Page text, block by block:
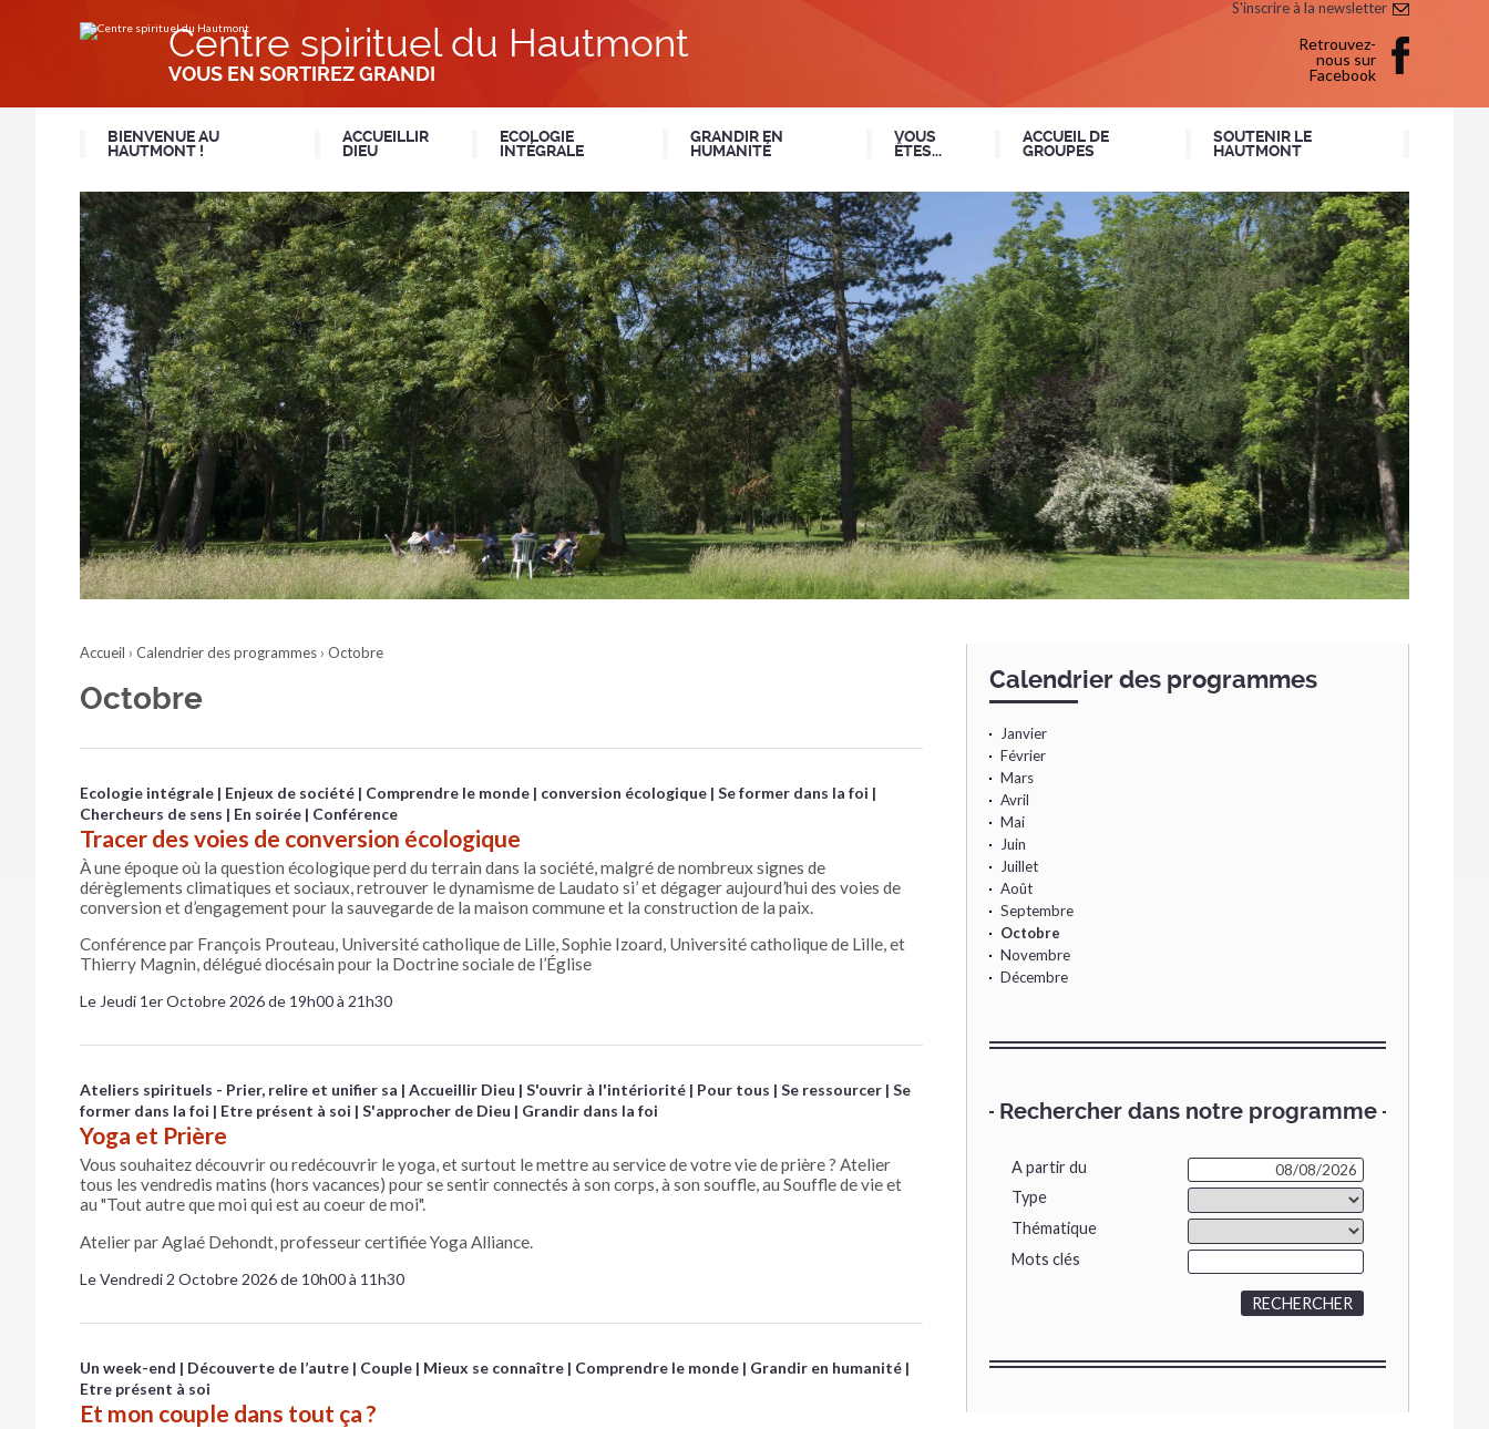
contenu.
S'inscrire à la newsletter
Retrouvez-
nous sur
Facebook
Centre spirituel du Hautmont
VOUS EN SORTIREZ GRANDI
BIENVENUE AU
HAUTMONT !
ACCUEILLIR
DIEU
ECOLOGIE
INTÉGRALE
GRANDIR EN
HUMANITÉ
VOUS
ÊTES...
ACCUEIL DE
GROUPES
SOUTENIR LE
HAUTMONT
Accueil › Calendrier des programmes › Octobre
Navigation
Calendrier des programmes
Janvier
Février
Mars
Avril
Mai
Juin
Juillet
Août
Septembre
Octobre
Novembre
Décembre
Rechercher dans notre programme
A partir du
Type
Thématique
Mots clés
Octobre
Ecologie intégrale Enjeux de société Comprendre le monde conversion écologique Se former dans la foi
Chercheurs de sens
En soirée Conférence
Tracer des voies de conversion écologique
À une époque où la question écologique perd du terrain dans la société, malgré de nombreux signes de
dérèglements climatiques et sociaux, retrouver le dynamisme de Laudato si’ et dégager aujourd’hui des voies de
conversion et d’engagement pour la sauvegarde de la maison commune et la construction de la paix.
Conférence par François Prouteau, Université catholique de Lille, Sophie Izoard, Université catholique de Lille, et
Thierry Magnin, délégué diocésain pour la Doctrine sociale de l’Église
Le Jeudi 1er Octobre 2026 de 19h00 à 21h30
Ateliers spirituels - Prier, relire et unifier sa Accueillir Dieu S'ouvrir à l'intériorité Pour tous Se ressourcer Se
former dans la foi
Etre présent à soi S'approcher de Dieu Grandir dans la foi
Yoga et Prière
Vous souhaitez découvrir ou redécouvrir le yoga, et surtout le mettre au service de votre vie de prière ? Atelier
tous les vendredis matins (hors vacances) pour se sentir connectés à son corps, à son souffle, au Souffle de vie et
au "Tout autre que moi qui est au coeur de moi".
Atelier par Aglaé Dehondt, professeur certifiée Yoga Alliance.
Le Vendredi 2 Octobre 2026 de 10h00 à 11h30
Un week-end Découverte de l’autre Couple Mieux se connaître Comprendre le monde
Grandir en humanité
Etre présent à soi
Et mon couple dans tout ça ?